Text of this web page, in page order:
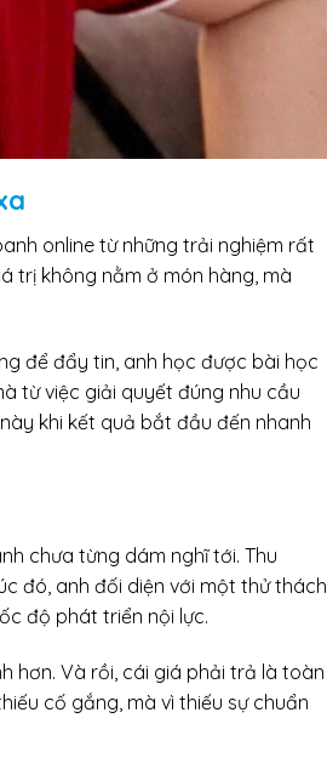
online từ những trải nghiệm rất
trị không nằm ở món hàng, mà
để đẩy tin, anh học được bài học
từ việc giải quyết đúng nhu cầu
khi kết quả bắt đầu đến nhanh
chưa từng dám nghĩ tới. Thu
đó, anh đối diện với một thử thách
độ phát triển nội lực.
hơn. Và rồi, cái giá phải trả là toàn
cố gắng, mà vì thiếu sự chuẩn